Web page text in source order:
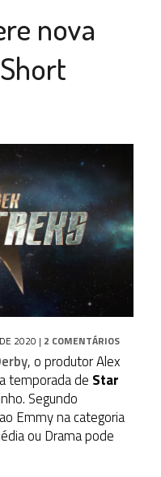
nova
2020 | 2 COMENTÁRIOS
, o produtor Alex
temporada de Star
Segundo
Emmy na categoria
ou Drama pode